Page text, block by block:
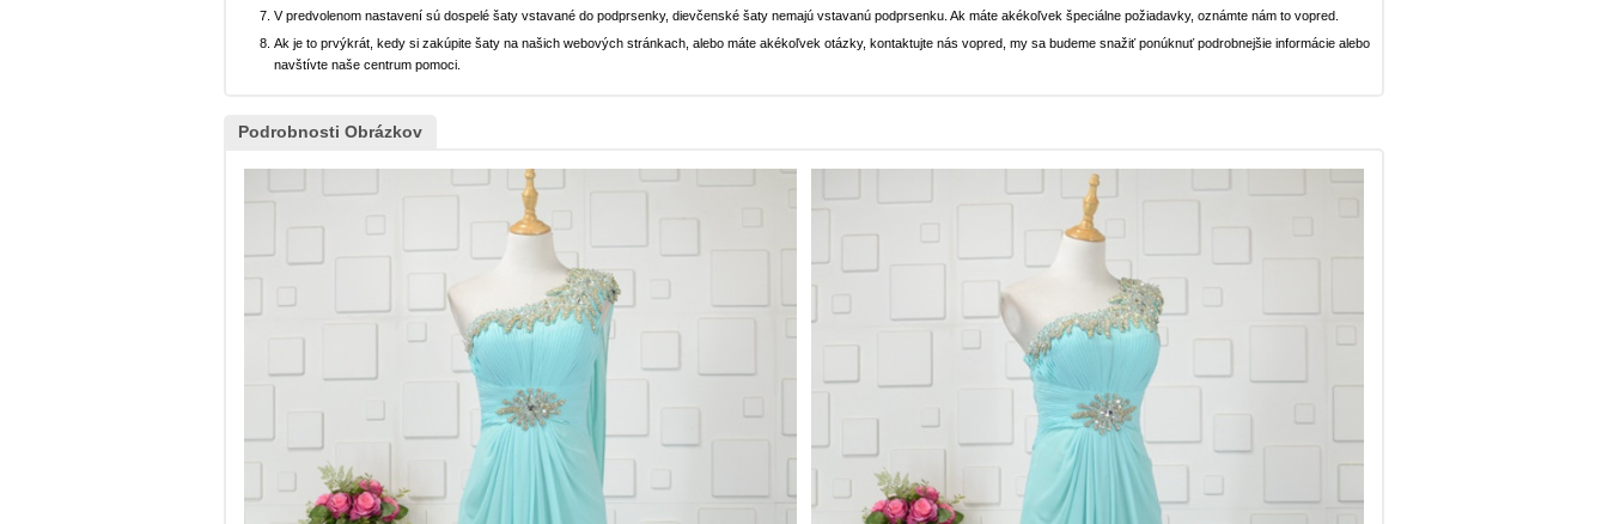
V predvolenom nastavení sú dospelé šaty vstavané do podprsenky, dievčenské šaty nemajú vstavanú podprsenku. Ak máte akékoľvek špeciálne požiadavky, oznámte nám to vopred.
Ak je to prvýkrát, kedy si zakúpite šaty na našich webových stránkach, alebo máte akékoľvek otázky, kontaktujte nás vopred, my sa budeme snažiť ponúknuť podrobnejšie informácie alebo
navštívte naše centrum pomoci.
Podrobnosti Obrázkov